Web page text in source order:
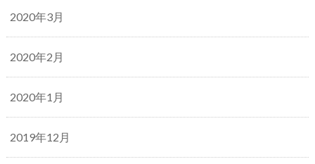
2020年3月
2020年2月
2020年1月
2019年12月